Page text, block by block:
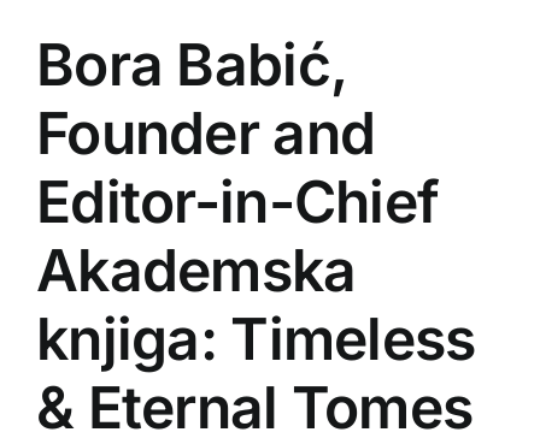
Bora Babić,
Founder and
Editor-in-Chief
Akademska
knjiga: Timeless
& Eternal Tomes